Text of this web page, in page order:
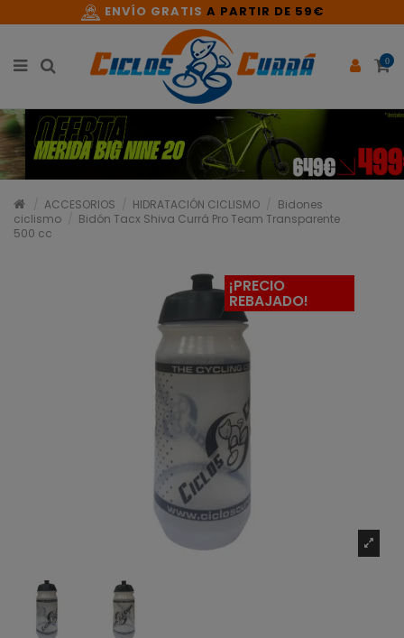
ENVÍO GRATIS A PARTIR DE 59€
0
ACCESORIOS HIDRATACIÓN CICLISMO
Bidones
ciclismo
Bidón Tacx Shiva Currá Pro Team Transparente
500 cc
¡PRECIO
REBAJADO!